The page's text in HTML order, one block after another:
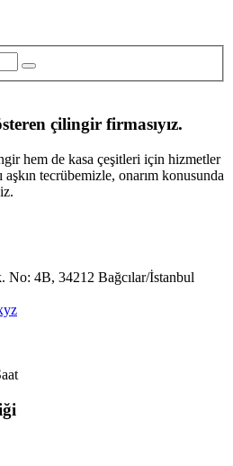
çilingir firmasıyız.
hem de kasa çeşitleri için hizmetler
aşkın tecrübemizle, onarım konusunda
No: 4B, 34212 Bağcılar/İstanbul